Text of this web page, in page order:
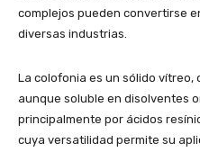
complejos pueden convertirse
diversas industrias.
La colofonia es un sólido vítreo,
aunque soluble en disolventes
principalmente por ácidos
cuya versatilidad permite su